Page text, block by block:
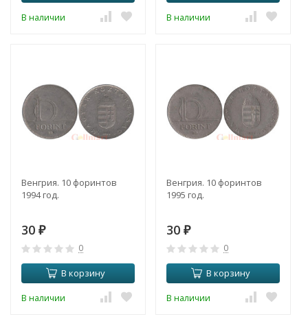
В наличии В наличии
Венгрия. 10 форинтов
1994 год.
30 ₽
0
В корзину
В наличии
Венгрия. 10 форинтов
1995 год.
30 ₽
0
В корзину
В наличии